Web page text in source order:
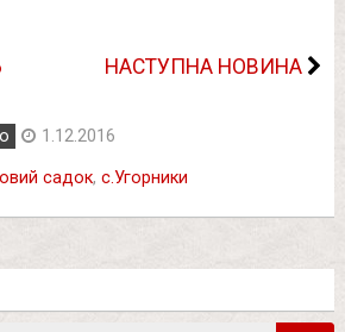
НАСТУПНА НОВИНА
1.12.2016
садок, с.Угорники